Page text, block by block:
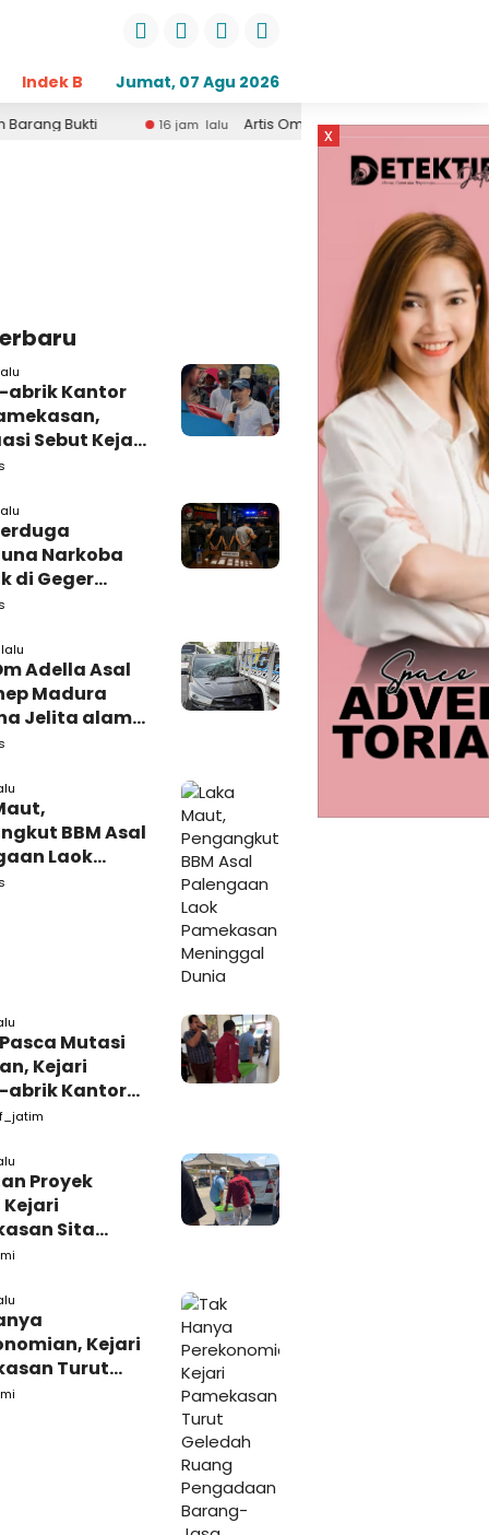
Indek Berita Opini Daerah
Jumat, 07 Agu 2026
16 jam lalu Artis Om Adella Asal Sumenep Madura
abrik Kantor
Sebut Kejari
Narkoba
di Geger
Polisi
Bukti
Adella Asal
Madura
Jelita alami
di
BBM Asal
Laok
Mutasi
Kejari
abrik Kantor
Proyek
Sita
dari Ruang
Kejari
Turut
Ruang
x